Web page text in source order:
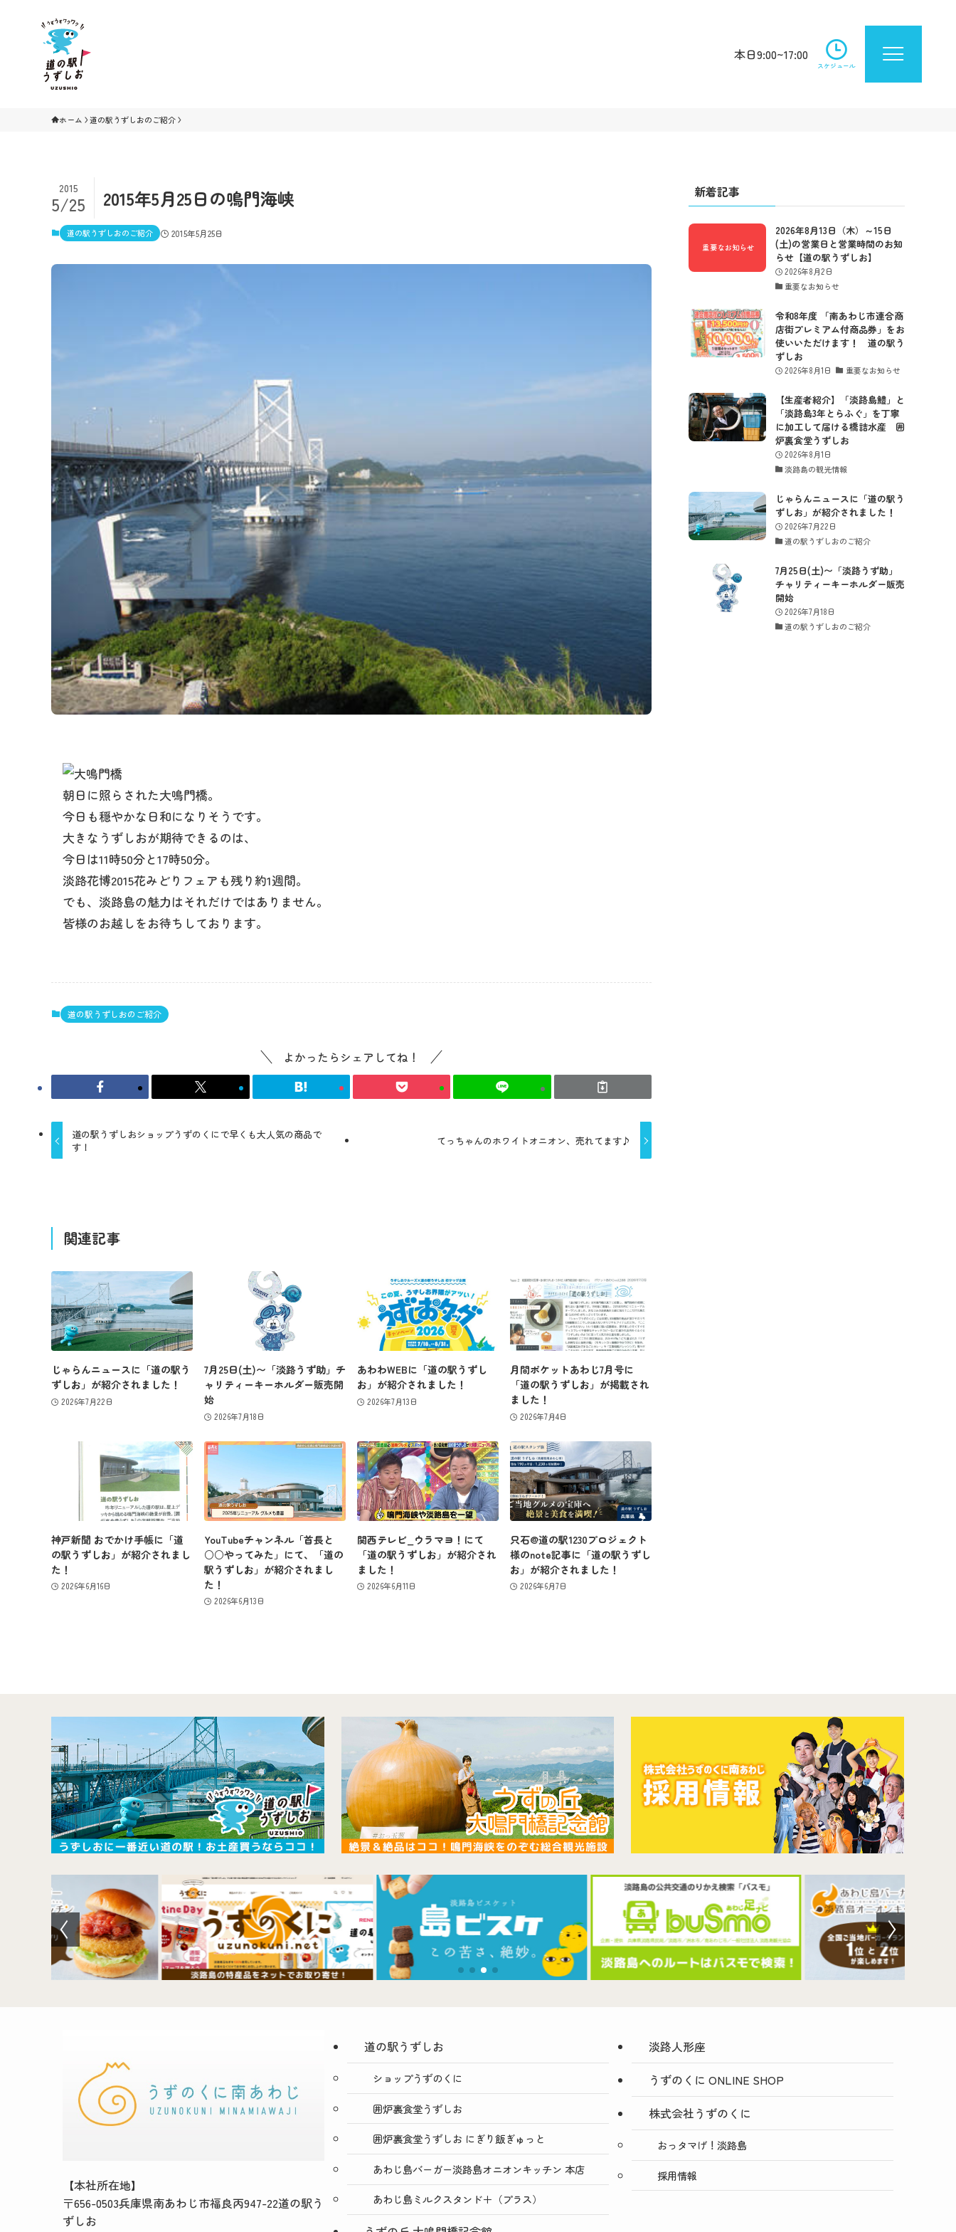
コンテンツ
お問い合わせ
本日9:00~17:00
スケジュール
ホーム 道の駅うずしおのご紹介
2015年5月25日の鳴門海峡
2015
5/25
道の駅うずしおのご紹介 2015年5月25日
朝日に照らされた大鳴門橋。
今日も穏やかな日和になりそうです。
大きなうずしおが期待できるのは、
今日は11時50分と17時50分。
淡路花博2015花みどりフェアも残り約1週間。
でも、淡路島の魅力はそれだけではありません。
皆様のお越しをお待ちしております。
道の駅うずしおのご紹介
よかったらシェアしてね！
道の駅うずしおショップうずのくにで早くも大人気の商品で
す！
てっちゃんのホワイトオニオン、売れてます♪
関連記事
じゃらんニュースに「道の駅う
ずしお」が紹介されました！
2026年7月22日
7月25日(土)〜「淡路うず助」チ
ャリティーキーホルダー販売開
始
2026年7月18日
あわわWEBに「道の駅うずし
お」が紹介されました！
2026年7月13日
月間ポケットあわじ7月号に
「道の駅うずしお」が掲載され
ました！
2026年7月4日
神戸新聞 おでかけ手帳に「道
の駅うずしお」が紹介されまし
た！
2026年6月16日
YouTubeチャンネル「首長と
○○やってみた」にて、「道の
駅うずしお」が紹介されまし
た！
2026年6月13日
関西テレビ_ウラマヨ！にて
「道の駅うずしお」が紹介され
ました！
2026年6月11日
只石@道の駅1230プロジェクト
様のnote記事に「道の駅うずし
お」が紹介されました！
2026年6月7日
新着記事
2026年8月13日（木）～15日
(土)の営業日と営業時間のお知
らせ【道の駅うずしお】
2026年8月2日
重要なお知らせ
令和8年度 「南あわじ市連合商
店街プレミアム付商品券」をお
使いいただけます！ 道の駅う
ずしお
2026年8月1日 重要なお知らせ
【生産者紹介】「淡路島鱧」と
「淡路島3年とらふぐ」を丁寧
に加工して届ける橋詰水産 囲
炉裏食堂うずしお
2026年8月1日
淡路島の観光情報
じゃらんニュースに「道の駅う
ずしお」が紹介されました！
2026年7月22日
道の駅うずしおのご紹介
7月25日(土)〜「淡路うず助」
チャリティーキーホルダー販売
開始
2026年7月18日
道の駅うずしおのご紹介
【本社所在地】
〒656-0503兵庫県南あわじ市福良丙947-22道の駅う
ずしお
道の駅うずしお
ショップうずのくに
囲炉裏食堂うずしお
囲炉裏食堂うずしお にぎり飯ぎゅっと
あわじ島バーガー淡路島オニオンキッチン 本店
あわじ島ミルクスタンド＋（プラス）
淡路人形座
うずのくに ONLINE SHOP
株式会社うずのくに
おっタマげ！淡路島
採用情報